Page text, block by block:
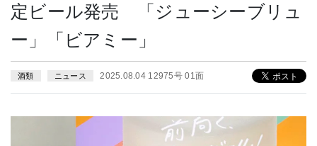
定ビール発売 「ジューシーブリュ
ー」「ビアミー」
酒類 ニュース 2025.08.04 12975号 01面